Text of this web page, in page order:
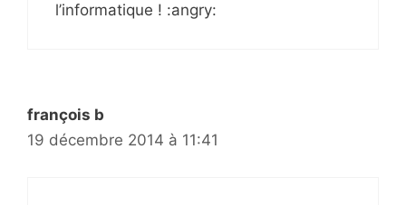
l’informatique ! :angry:
françois b
19 décembre 2014 à 11:41